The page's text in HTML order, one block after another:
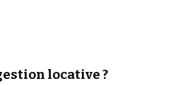
locative ?